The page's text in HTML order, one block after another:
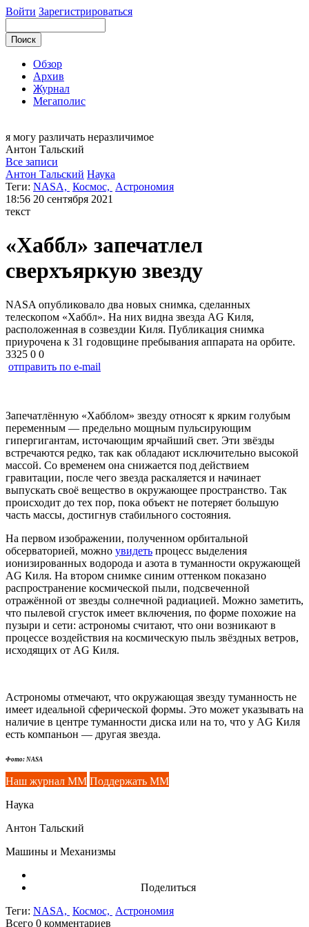
Войти Зарегистрироваться
Обзор
Архив
Журнал
Мегаполис
я могу различать неразличимое
Антон Тальский
Все записи
Антон Тальский Наука
Теги: NASA, Космос, Астрономия
18:56 20 сентября 2021
текст
«Хаббл» запечатлел
сверхъяркую звезду
NASA опубликовало два новых снимка, сделанных
телескопом «Хаббл». На них видна звезда AG Киля,
расположенная в созвездии Киля. Публикация снимка
приурочена к 31 годовщине пребывания аппарата на орбите.
3325 0 0
отправить по e-mail
Запечатлëнную «Хабблом» звезду относят к ярким голубым
переменным — предельно мощным пульсирующим
гипергигантам, источающим ярчайший свет. Эти звёзды
встречаются редко, так как обладают исключительно высокой
массой. Со временем она снижается под действием
гравитации, после чего звезда раскаляется и начинает
выпускать своё вещество в окружающее пространство. Так
происходит до тех пор, пока объект не потеряет большую
часть массы, достигнув стабильного состояния.
На первом изображении, полученном орбитальной
обсерваторией, можно увидеть процесс выделения
ионизированных водорода и азота в туманности окружающей
AG Киля. На втором снимке синим оттенком показано
распространение космической пыли, подсвеченной
отражённой от звезды солнечной радиацией. Можно заметить,
что пылевой сгусток имеет включения, по форме похожие на
пузыри и сети: астрономы считают, что они возникают в
процессе воздействия на космическую пыль звёздных ветров,
исходящих от AG Киля.
Астрономы отмечают, что окружающая звезду туманность не
имеет идеальной сферической формы. Это может указывать на
наличие в центре туманности диска или на то, что у AG Киля
есть компаньон — другая звезда.
Фото: NASA
Наш журнал ММ Поддержать ММ
Наука
Антон Тальский
Машины и Механизмы
Поделиться
Теги: NASA, Космос, Астрономия
Всего 0 комментариев